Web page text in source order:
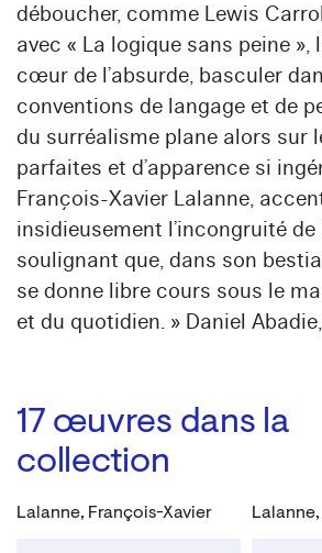
déboucher, comme Lewis
avec « La logique sans peine »,
cœur de l’absurde, basculer
conventions de langage et de
du surréalisme plane alors sur
parfaites et d’apparence si
François-Xavier Lalanne,
insidieusement l’incongruité
soulignant que, dans son
se donne libre cours sous le
et du quotidien. » Daniel
17 œuvres dans la
collection
Lalanne, François-Xavier